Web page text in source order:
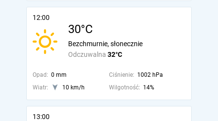
12:00
30°C
Odczuwalna 32°C
Bezchmurnie, słonecznie
Opad: 0 mm Ciśnienie: 1002 hPa
Wiatr:
10 km/h Wilgotność: 14%
13:00